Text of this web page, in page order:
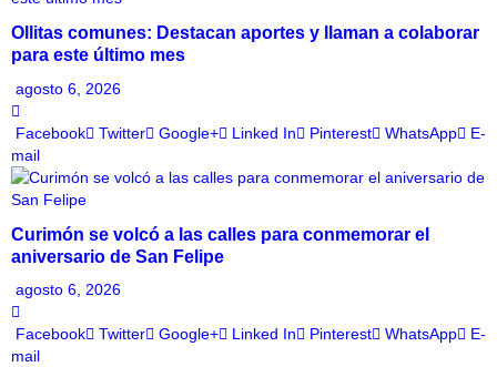
Ollitas comunes: Destacan aportes y llaman a colaborar
para este último mes
agosto 6, 2026
Facebook Twitter Google+ Linked In Pinterest WhatsApp
E-
mail
Curimón se volcó a las calles para conmemorar el
aniversario de San Felipe
agosto 6, 2026
Facebook Twitter Google+ Linked In Pinterest WhatsApp
E-
mail